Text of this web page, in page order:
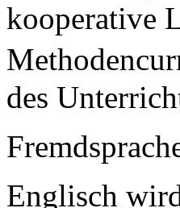
kooperative
des
Englisch